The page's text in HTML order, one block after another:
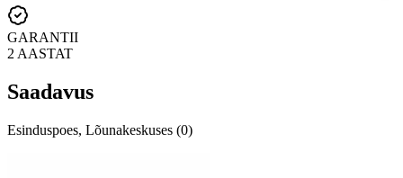
GARANTII
2 AASTAT
Saadavus
Esinduspoes, Lõunakeskuses (0)